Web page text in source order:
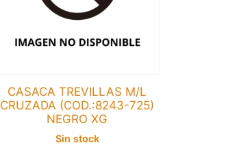
CASACA TREVILLAS M/L
CRUZADA (COD.:8243-725)
NEGRO XG
Sin stock